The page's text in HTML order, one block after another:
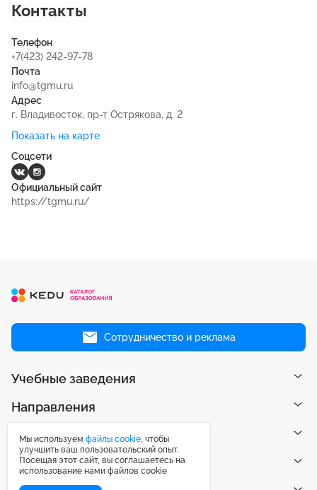
Контакты
Телефон
+7(423) 242-97-78
Почта
info@tgmu.ru
Адрес
г. Владивосток, пр-т Острякова, д. 2
Показать на карте
Соцсети
Официальный сайт
https://tgmu.ru/
Сотрудничество и реклама
Учебные заведения
Направления
Рейтинги
Публикации
Мы используем файлы cookie, чтобы
улучшить ваш пользовательский опыт.
Посещая этот сайт, вы соглашаетесь на
использование нами файлов cookie